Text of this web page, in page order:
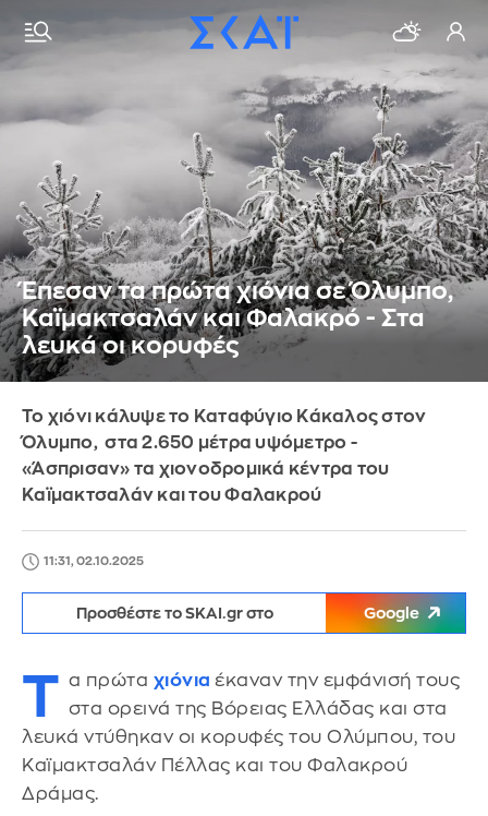
Έπεσαν τα πρώτα χιόνια σε Όλυμπο,
Καϊμακτσαλάν και Φαλακρό - Στα
λευκά οι κορυφές
Το χιόνι κάλυψε το Καταφύγιο Κάκαλος στον
Όλυμπο, στα 2.650 μέτρα υψόμετρο -
«Άσπρισαν» τα χιονοδρομικά κέντρα του
Καϊμακτσαλάν και του Φαλακρού
11:31, 02.10.2025
Προσθέστε το SKAI.gr στο Google
Τ α πρώτα χιόνια έκαναν την εμφάνισή τους
στα ορεινά της Βόρειας Ελλάδας και στα
λευκά ντύθηκαν οι κορυφές του Ολύμπου, του
Καϊμακτσαλάν Πέλλας και του Φαλακρού
Δράμας.